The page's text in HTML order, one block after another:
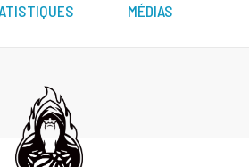
MÉDIAS